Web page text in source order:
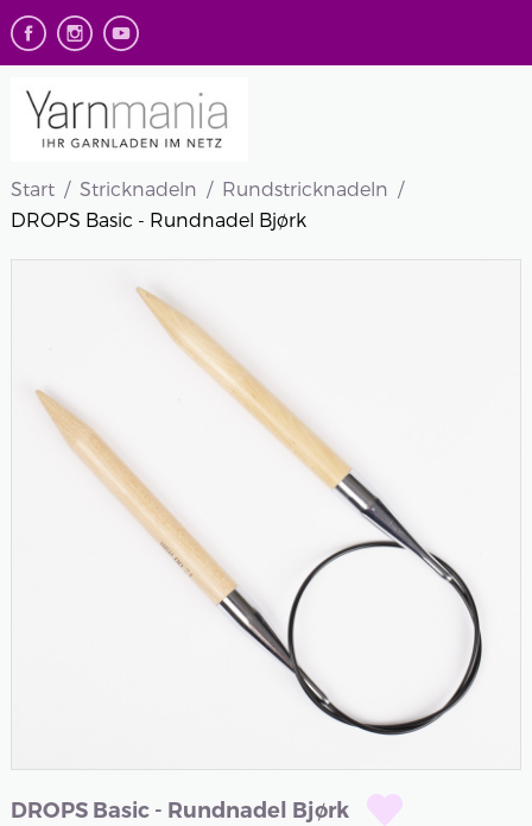
Start Stricknadeln
Rundstricknadeln
DROPS Basic - Rundnadel Bjørk
DROPS Basic - Rundnadel Bjørk